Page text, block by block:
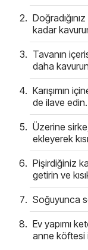
kadar
Tavanın
daha
Karışımın
de ilave edin.
Üzerine
ekleyerek
Pişirdiğiniz
getirin ve
Soğuyunca
Ev yapımı
anne köftesi